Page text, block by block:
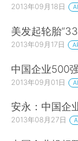
2013年09月18日
美发起轮胎
2013年09月17日
中国企业500
2013年09月01日
安永：中国企
2013年08月27日